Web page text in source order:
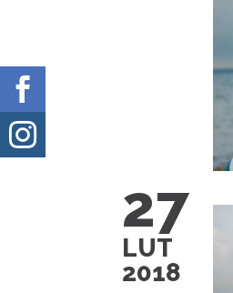


27
LUT
2018